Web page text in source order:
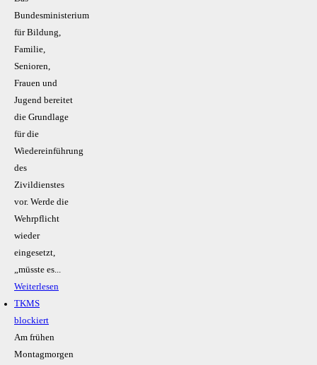
Bundesministerium
für Bildung,
Familie,
Senioren,
Frauen und
Jugend bereitet
die Grundlage
für die
Wiedereinführung
des
Zivildienstes
vor. Werde die
Wehrpflicht
wieder
eingesetzt,
„müsste es...
Weiterlesen
TKMS
blockiert
Am frühen
Montagmorgen